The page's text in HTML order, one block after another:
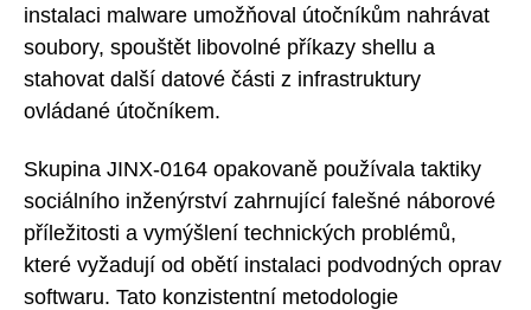
instalaci malware umožňoval útočníkům nahrávat
soubory, spouštět libovolné příkazy shellu a
stahovat další datové části z infrastruktury
ovládané útočníkem.
Skupina JINX-0164 opakovaně používala taktiky
sociálního inženýrství zahrnující falešné náborové
příležitosti a vymýšlení technických problémů,
které vyžadují od obětí instalaci podvodných oprav
softwaru. Tato konzistentní metodologie